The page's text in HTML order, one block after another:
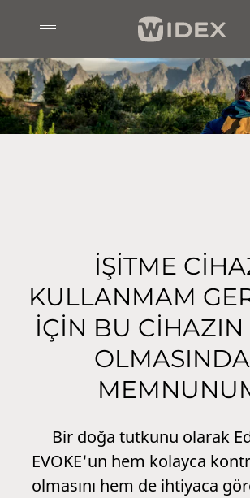
İŞİTME
KULLANMAM
İÇİN BU CİHAZIN
Bir doğa tutkunu olarak
EVOKE'un hem kolayca
olmasını hem de ihtiyaca